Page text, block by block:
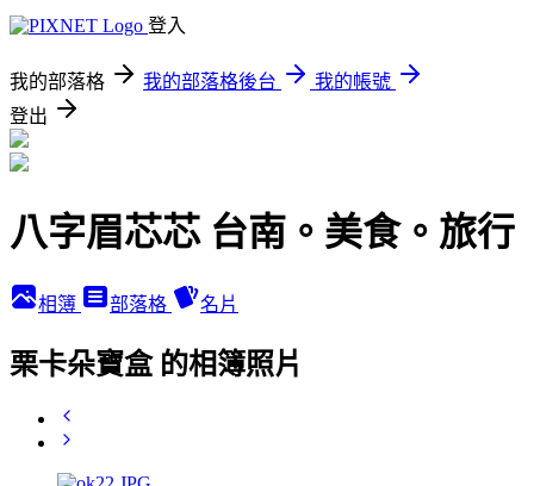
登入
我的部落格 我的部落格後台
我的帳號
登出
八字眉芯芯 台南。美食。旅行
相簿 部落格 名片
栗卡朵寶盒 的相簿照片